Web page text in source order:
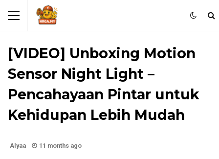
GAJET & TEKNOLOGI
[VIDEO] Unboxing Motion
Sensor Night Light –
Pencahayaan Pintar untuk
Kehidupan Lebih Mudah
Alyaa 11 months ago